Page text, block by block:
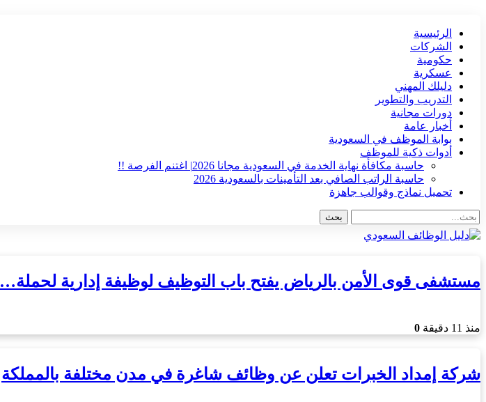
الرئيسية
الشركات
حكومية
عسكرية
دليلك المهني
التدريب والتطوير
دورات مجانية
أخبار عامة
بوابة الموظف في السعودية
أدوات ذكية للموظف
حاسبة مكافأة نهاية الخدمة في السعودية مجانا 2026| اغتنم الفرصة !!
حاسبة الراتب الصافي بعد التأمينات بالسعودية 2026
تحميل نماذج وقوالب جاهزة
مستشفى قوى الأمن بالرياض يفتح باب التوظيف لوظيفة إدارية لحملة…
منذ 11 دقيقة 0
شركة إمداد الخبرات تعلن عن وظائف شاغرة في مدن مختلفة بالمملكة